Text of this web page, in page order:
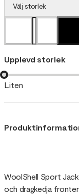
Välj storlek
Upplevd storlek
Liten
WoolShell Sport
och dragkedja